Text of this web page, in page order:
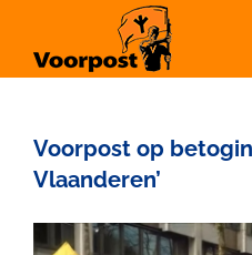
inhoud
Voorpost op
Vlaanderen’
Bekijk